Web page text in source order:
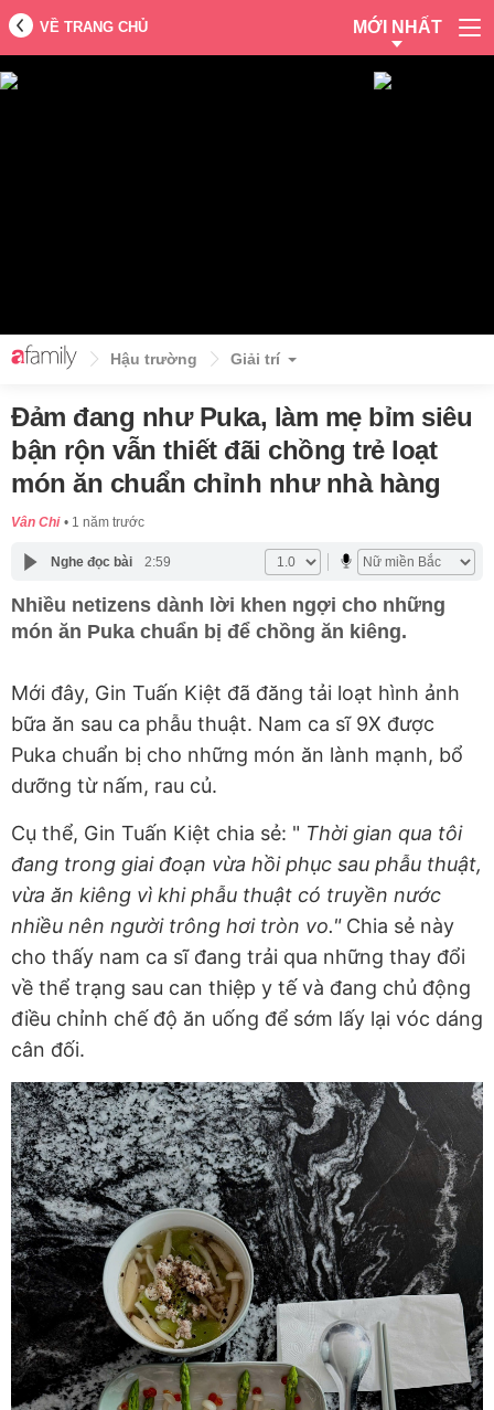
VỀ TRANG CHỦ MỚI NHẤT
Hậu trường Giải trí
Đảm đang như Puka, làm mẹ bỉm siêu
bận rộn vẫn thiết đãi chồng trẻ loạt
món ăn chuẩn chỉnh như nhà hàng
Vân Chi 1 năm trước
Nghe đọc bài 2:59
Nhiều netizens dành lời khen ngợi cho những
món ăn Puka chuẩn bị để chồng ăn kiêng.
Mới đây, Gin Tuấn Kiệt đã đăng tải loạt hình ảnh
bữa ăn sau ca phẫu thuật. Nam ca sĩ 9X được
Puka chuẩn bị cho những món ăn lành mạnh, bổ
dưỡng từ nấm, rau củ.
Cụ thể, Gin Tuấn Kiệt chia sẻ: " Thời gian qua tôi
đang trong giai đoạn vừa hồi phục sau phẫu thuật,
vừa ăn kiêng vì khi phẫu thuật có truyền nước
nhiều nên người trông hơi tròn vo." Chia sẻ này
cho thấy nam ca sĩ đang trải qua những thay đổi
về thể trạng sau can thiệp y tế và đang chủ động
điều chỉnh chế độ ăn uống để sớm lấy lại vóc dáng
cân đối.